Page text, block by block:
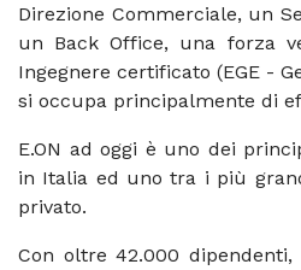
Direzione Commerciale, un
un Back Office, una forza
Ingegnere certificato (EGE -
si occupa principalmente di
E.ON ad oggi è uno dei
in Italia ed uno tra i più
privato.
Con oltre 42.000 dipendenti,